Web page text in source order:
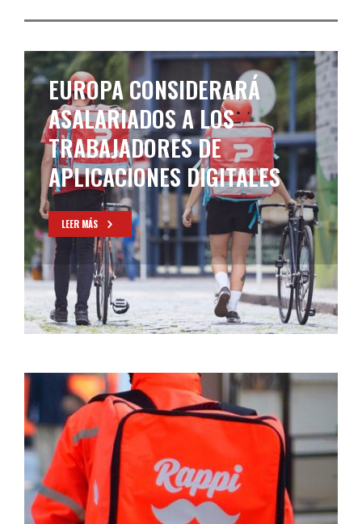
EUROPA CONSIDERARÁ
ASALARIADOS A LOS
TRABAJADORES DE
APLICACIONES DIGITALES
LEER MÁS